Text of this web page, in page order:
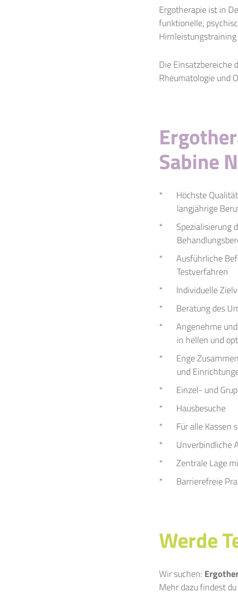
Ergotherapie ist in
funktionelle,
Die Einsatzbereiche
Rheumatologie und
Sabine
Höchste
langjährige
Spezialisierung
Ausführliche
Testverfahren
Individuelle
Beratung des
Angenehme
in hellen und
Enge
und
Einzel- und
Hausbesuche
Für alle Kassen
Unverbindliche
Zentrale Lage
Barrierefreie
Werde
Wir suchen:
Mehr dazu findest du